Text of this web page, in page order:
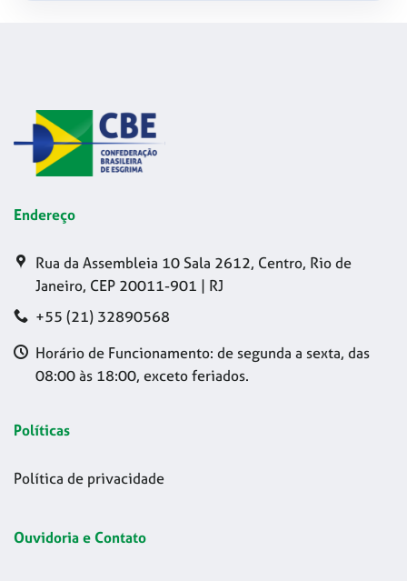
Endereço
Rua da Assembleia 10 Sala 2612, Centro, Rio de
Janeiro, CEP 20011-901 | RJ
+55 (21) 32890568
Horário de Funcionamento: de segunda a sexta, das
08:00 às 18:00, exceto feriados.
Políticas
Política de privacidade
Ouvidoria e Contato